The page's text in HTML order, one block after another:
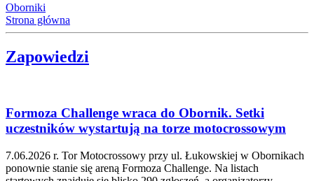
Oborniki
Strona główna
Zapowiedzi
Formoza Challenge wraca do Obornik. Setki
uczestników wystartują na torze motocrossowym
7.06.2026 r. Tor Motocrossowy przy ul. Łukowskiej w Obornikach
ponownie stanie się areną Formoza Challenge. Na listach